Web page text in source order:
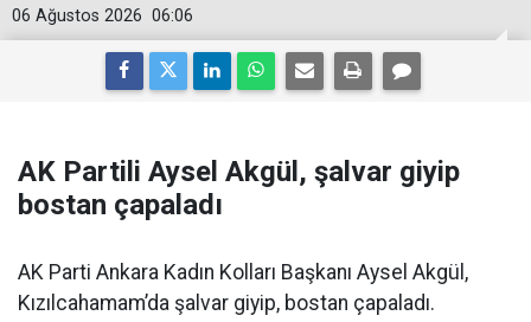
06:06
06 Ağustos 2026
AK Partili Aysel Akgül, şalvar giyip
bostan çapaladı
AK Parti Ankara Kadın Kolları Başkanı Aysel Akgül,
Kızılcahamam’da şalvar giyip, bostan çapaladı.